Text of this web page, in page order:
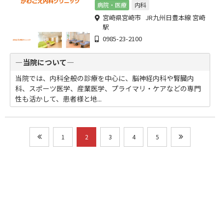
病院・医療 内科
宮崎県宮崎市 JR九州日豊本線 宮崎
駅
0985-23-2100
―当院について―
当院では、内科全般の診療を中心に、脳神経内科や腎臓内
科、スポーツ医学、産業医学、プライマリ・ケアなどの専門
性も活かして、患者様と地...
1 2 3 4 5